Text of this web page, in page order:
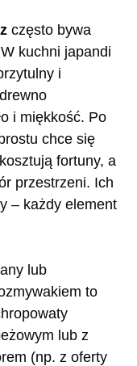
często bywa
kuchni japandi
i
i miękkość. Po
chce się
fortuny, a
przestrzeni. Ich
– każdy element
lub
to
lub z
(np. z oferty